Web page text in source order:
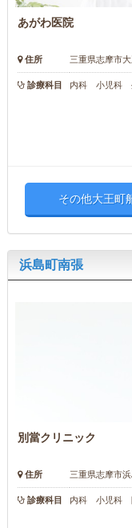
あがわ医院
住所 三重県志摩市
診療科目 内科 小児科
その他大王町
浜島町南張
別當クリニック
住所 三重県志摩市
診療科目 内科 小児科